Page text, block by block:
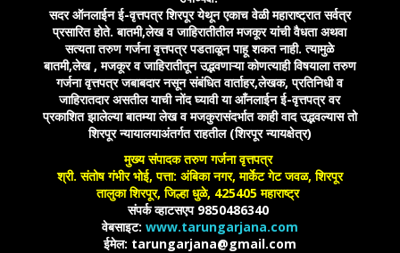
सदर ऑनलाईन ई-वृत्तपत्र शिरपूर येथून एकाच वेळी महाराष्ट्रात सर्वत्र
प्रसारित होते. बातमी,लेख व जाहिरातीतील मजकूर यांची वैधता अथवा
सत्यता तरुण गर्जना वृत्तपत्र पडताळून पाहू शकत नाही. त्यामुळे
बातमी,लेख , मजकूर व जाहिरातीतून उद्भवणाऱ्या कोणत्याही विषयाला तरुण
गर्जना वृत्तपत्र जबाबदार नसून संबंधित वार्ताहर,लेखक, प्रतिनिधी व
जाहिरातदार असतील याची नोंद घ्यावी या आँनलाईन ई-वृत्तपत्र वर
प्रकाशित झालेल्या बातम्या लेख व मजकुरासंदर्भात काही वाद उद्भवल्यास तो
शिरपूर न्यायालयाअंतर्गत राहतील (शिरपूर न्यायक्षेत्र)
मुख्य संपादक तरुण गर्जना वृत्तपत्र
श्री. संतोष गंभीर भोई, पत्ता: अंबिका नगर, मार्केट गेट जवळ, शिरपूर
तालुका शिरपूर, जिल्हा धुळे, 425405 महाराष्ट्र
संपर्क व्हाटसएप 9850486340
वेबसाइट: www.tarungarjana.com
ईमेल: tarungarjana@gmail.com